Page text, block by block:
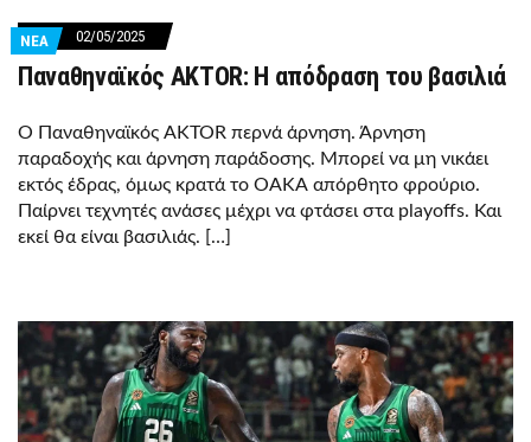
ΝΕΑ 02/05/2025
Παναθηναϊκός AKTOR: Η απόδραση του βασιλιά
Ο Παναθηναϊκός AKTOR περνά άρνηση. Άρνηση
παραδοχής και άρνηση παράδοσης. Μπορεί να μη νικάει
εκτός έδρας, όμως κρατά το ΟΑΚΑ απόρθητο φρούριο.
Παίρνει τεχνητές ανάσες μέχρι να φτάσει στα playoffs. Και
εκεί θα είναι βασιλιάς. […]